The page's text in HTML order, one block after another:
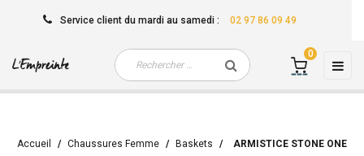
Service client du mardi au samedi : 02 97 86 09 49
☰
0
Accueil Chaussures Femme Baskets
ARMISTICE STONE ONE